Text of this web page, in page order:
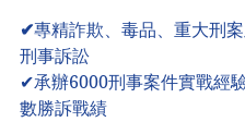
✔專精詐欺、毒品、重大刑
刑事訴訟
✔承辦6000刑事案件實戰經
數勝訴戰績